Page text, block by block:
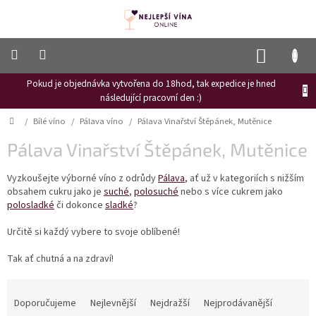
Pokud je objednávka vytvořena do 18hod, tak expedice je hned
následující pracovní den :)
Frizzante
Růžové
víno
Hroznový
Naši
vinaři
Vinné
Červené
Domů
/ Bílé víno / Pálava víno / Pálava Vinařství Štěpánek, Mutěnice
Pálava Vinařství Štěpánek, Mutěnice
Vyzkoušejte výborné víno z odrůdyPálava, ať už v kategoriích s nižším
obsahem cukru jako je suché, polosuché nebo s více cukrem jako
polosladké či dokonce sladké?
Určitě si každý vybere to svoje oblíbené!
Tak ať chutná a na zdraví!
Doporučujeme Nejlevnější Nejdražší
Nejprodávanější